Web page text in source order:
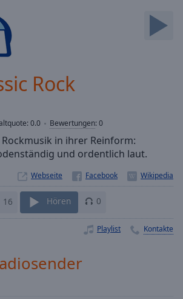
Rock
0.0 Bewertungen:0
Rockmusik in ihrer Reinform:
und ordentlich laut.
Webseite
16 Hören 0
Playlist Kontakte